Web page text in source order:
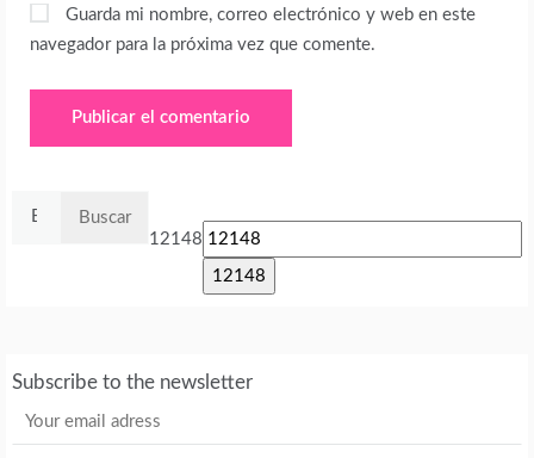
Guarda mi nombre, correo electrónico y web en este
navegador para la próxima vez que comente.
12148
Subscribe to the newsletter